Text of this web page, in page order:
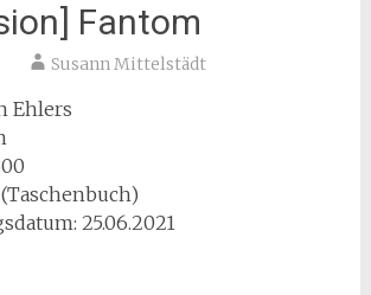
Fantom
Susann Mittelstädt
Ehlers
(Taschenbuch)
25.06.2021